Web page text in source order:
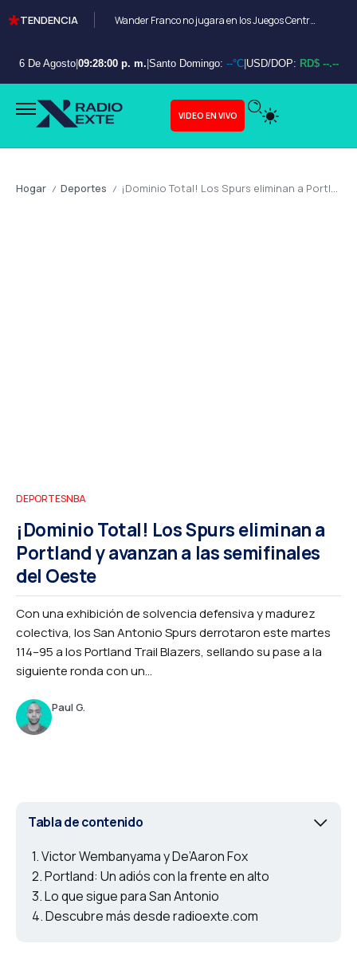
TENDENCIA Wander Franco no jugara en los Juegos Centroamericanos y de el Caribe Santo Domingo 2026
6 De Agosto| 09:28:01 p. m. Santo Domingo: --°C| USD/DOP: RD$ --.--
VIDEO EN VIVO
Hogar / Deportes / ¡Dominio Total! Los Spurs eliminan a Portland y avanzan a las semifinales del Oeste
DEPORTESNBA
¡Dominio Total! Los Spurs eliminan a
Portland y avanzan a las semifinales
del Oeste
Con una exhibición de solvencia defensiva y madurez
colectiva, los San Antonio Spurs derrotaron este martes
114–95 a los Portland Trail Blazers, sellando su pase a la
siguiente ronda con un...
Paul G.
Tabla de contenido
Victor Wembanyama y De’Aaron Fox
Portland: Un adiós con la frente en alto
Lo que sigue para San Antonio
Descubre más desde radioexte.com